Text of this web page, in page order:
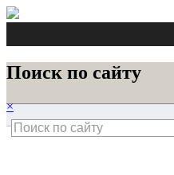
Поиск по сайту
×